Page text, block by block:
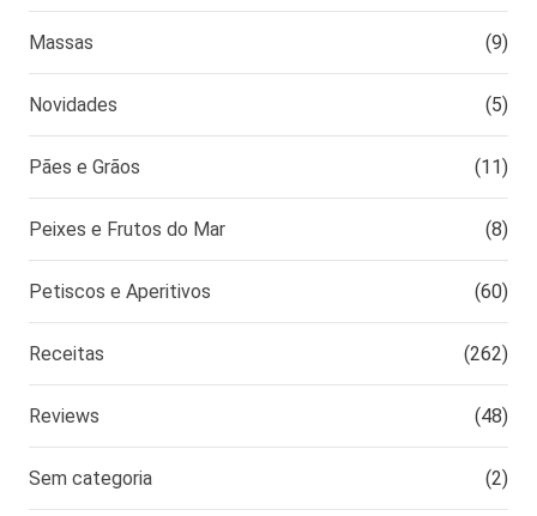
Massas (9)
Novidades (5)
Pães e Grãos (11)
Peixes e Frutos do Mar (8)
Petiscos e Aperitivos (60)
Receitas (262)
Reviews (48)
Sem categoria (2)